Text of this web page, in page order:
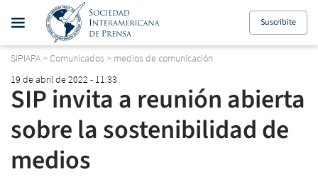
Suscribite
SIPIAPA> Comunicados > medios de comunicación
19 de abril de 2022 - 11:33
SIP invita a reunión abierta
sobre la sostenibilidad de
medios